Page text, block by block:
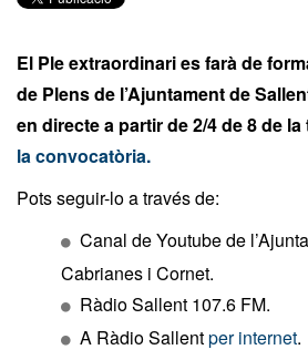
El Ple extraordinari es farà de
de Plens de l’Ajuntament de
en directe a partir de 2/4 de 8 de la
la convocatòria.
Pots seguir-lo a través de:
Canal de Youtube de
Cabrianes i Cornet.
Ràdio Sallent 107.6 FM.
A Ràdio Sallentper internet.